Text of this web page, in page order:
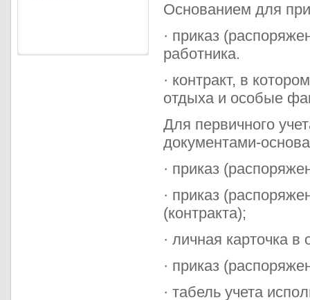
Основанием для
· приказ
работника.
· контракт, в
отдыха и особые
Для первичного
документами-
· приказ
· приказ
(контракта);
· личная карточка в
· приказ
· табель учета